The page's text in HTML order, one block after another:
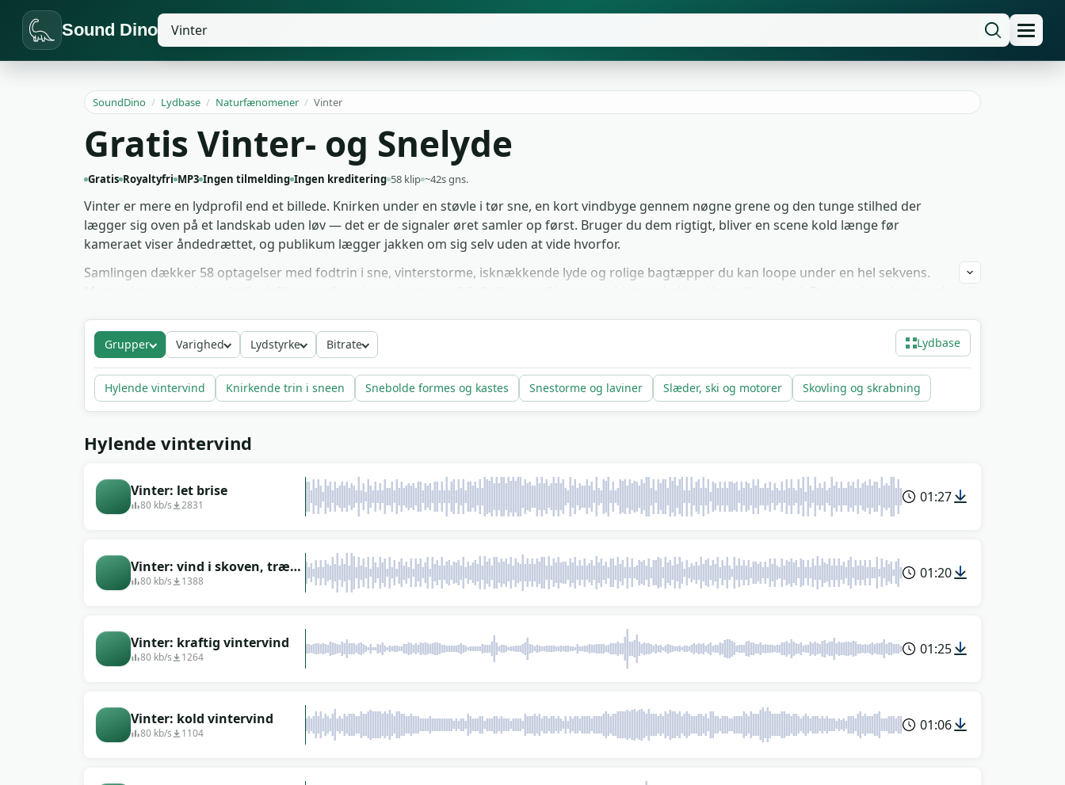
Sound Dino
SoundDino / Lydbase / Naturfænomener / Vinter
Gratis Vinter- og Snelyde
Gratis Royaltyfri MP3 Ingen tilmelding Ingen kreditering 58 klip ~42s gns.
Vinter er mere en lydprofil end et billede. Knirken under en støvle i tør sne, en kort vindbyge gennem nøgne grene og den tunge stilhed der
lægger sig oven på et landskab uden løv — det er de signaler øret samler op først. Bruger du dem rigtigt, bliver en scene kold længe før
kameraet viser åndedrættet, og publikum lægger jakken om sig selv uden at vide hvorfor.
Samlingen dækker 58 optagelser med fodtrin i sne, vinterstorme, isknækkende lyde og rolige bagtæpper du kan loope under en hel sekvens.
Grupper Varighed Lydstyrke Bitrate Lydbase
Hylende vintervind Knirkende trin i sneen Snebolde formes og kastes Snestorme og laviner Slæder, ski og motorer Skovling og skrabning
Hylende vintervind
Vinter: let brise
80 kb/s 2831 01:27
Vinter: vind i skoven, træer
knirker
80 kb/s 1388 01:20
Vinter: kraftig vintervind
80 kb/s 1264 01:25
Vinter: kold vintervind
80 kb/s 1104 01:06